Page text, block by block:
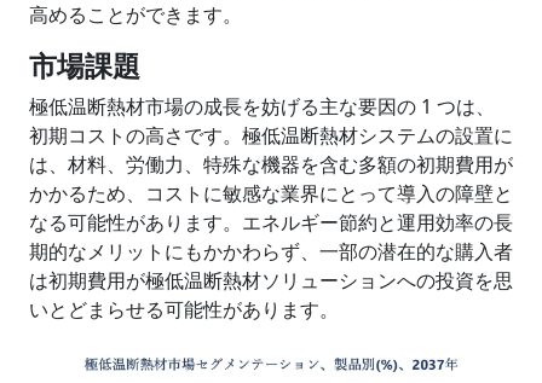
高めることができます。
市場課題
極低温断熱材市場の成長を妨げる主な要因の 1 つは、
初期コストの高さです。極低温断熱材システムの設置に
は、材料、労働力、特殊な機器を含む多額の初期費用が
かかるため、コストに敏感な業界にとって導入の障壁と
なる可能性があります。エネルギー節約と運用効率の長
期的なメリットにもかかわらず、一部の潜在的な購入者
は初期費用が極低温断熱材ソリューションへの投資を思
いとどまらせる可能性があります。